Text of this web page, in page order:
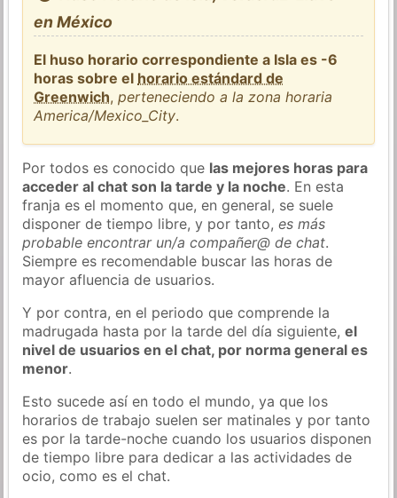
en México
El huso horario correspondiente a Isla es -6
horas sobre el horario estándard de
Greenwich,perteneciendo a la zona horaria
America/Mexico_City.
Por todos es conocido que las mejores horas para
acceder al chat son la tarde y la noche. En esta
franja es el momento que, en general, se suele
disponer de tiempo libre, y por tanto,es más
probable encontrar un/a compañer@ de chat.
Siempre es recomendable buscar las horas de
mayor afluencia de usuarios.
Y por contra, en el periodo que comprende la
madrugada hasta por la tarde del día siguiente,el
nivel de usuarios en el chat, por norma general es
menor.
Esto sucede así en todo el mundo, ya que los
horarios de trabajo suelen ser matinales y por tanto
es por la tarde-noche cuando los usuarios disponen
de tiempo libre para dedicar a las actividades de
ocio, como es el chat.